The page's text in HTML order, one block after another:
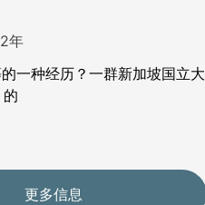
年
一种经历？一群新加坡国立大
更多信息